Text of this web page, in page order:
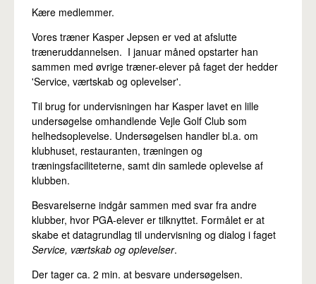
Kære medlemmer.
Vores træner Kasper Jepsen er ved at afslutte
træneruddannelsen. I januar måned opstarter han
sammen med øvrige træner-elever på faget der hedder
'Service, værtskab og oplevelser'.
Til brug for undervisningen har Kasper lavet en lille
undersøgelse omhandlende Vejle Golf Club som
helhedsoplevelse. Undersøgelsen handler bl.a. om
klubhuset, restauranten, træningen og
træningsfaciliteterne, samt din samlede oplevelse af
klubben.
Besvarelserne indgår sammen med svar fra andre
klubber, hvor PGA-elever er tilknyttet. Formålet er at
skabe et datagrundlag til undervisning og dialog i faget
Service, værtskab og oplevelser.
Der tager ca. 2 min. at besvare undersøgelsen.